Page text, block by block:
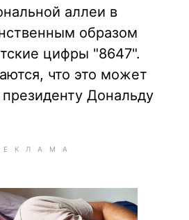
аллеи в
образом
цифры "8647".
что это может
президенту Дональду